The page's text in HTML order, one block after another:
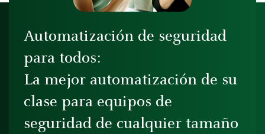
Automatización de seguridad
para todos:
La mejor automatización de su
clase para equipos de
seguridad de cualquier tamaño